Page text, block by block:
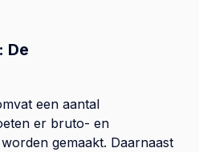
De
een aantal
er bruto- en
gemaakt. Daarnaast